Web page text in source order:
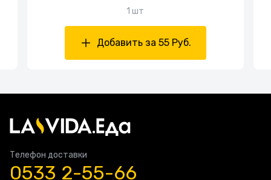
1 шт
Добавить за 55 Руб.
Телефон доставки
0533 2-55-66